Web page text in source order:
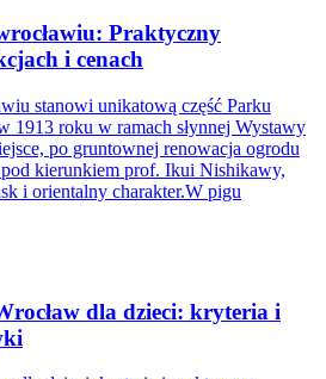
Praktyczny
i cenach
stanowi unikatową część Parku
1913 roku w ramach słynnej Wystawy
po gruntownej renowacja ogrodu
kierunkiem prof. Ikui Nishikawy,
i orientalny charakter.W pigu
dla dzieci: kryteria i